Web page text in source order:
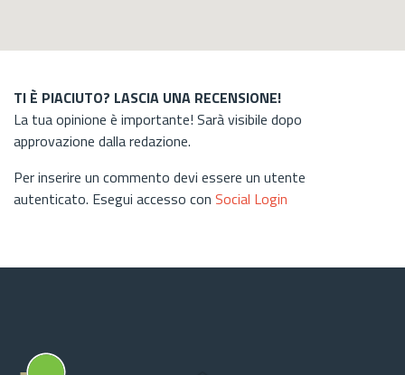
TI È PIACIUTO? LASCIA UNA RECENSIONE!
La tua opinione è importante! Sarà visibile dopo
approvazione dalla redazione.
Per inserire un commento devi essere un utente
autenticato. Esegui accesso con Social Login